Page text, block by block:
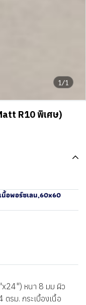
1/1
R10 พิเศษ)
เนื้อพอร์ซเลน,60x60
หนา 8 มม ผิว
รม. กระเบื้องเนื้อ